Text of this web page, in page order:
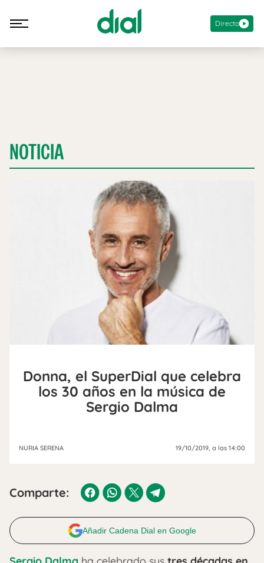
Directo
NOTICIA
Donna, el SuperDial que celebra
los 30 años en la música de
Sergio Dalma
NURIA SERENA 19/10/2019 , a las 14:00
Comparte:
Añadir Cadena Dial en Google